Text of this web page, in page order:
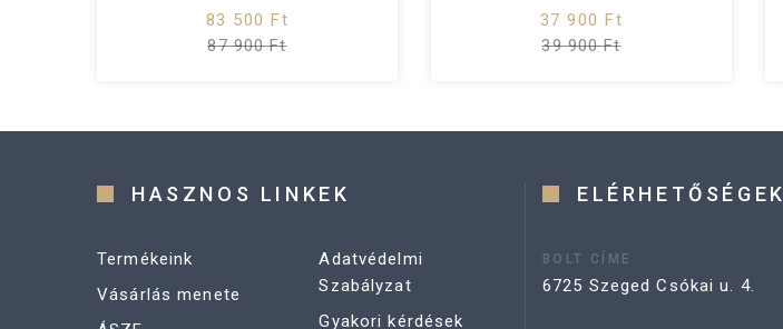
83 500 Ft
87 900 Ft
37 900 Ft
39 900 Ft
HASZNOS LINKEK
Termékeink
Vásárlás menete
Adatvédelmi
Szabályzat
Gyakori kérdések
ELÉRHETŐSÉGEK
BOLT CÍME
6725 Szeged Csókai u. 4.